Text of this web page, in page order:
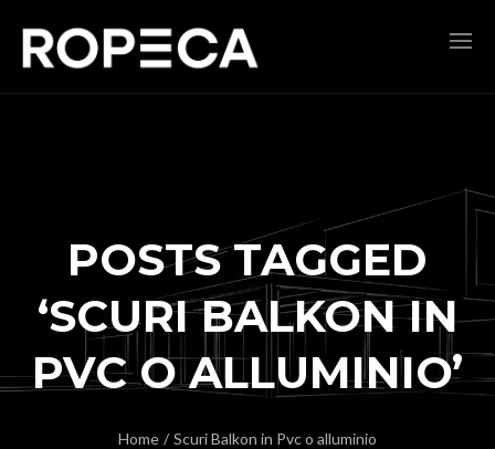
POSTS TAGGED
‘SCURI BALKON IN
PVC O ALLUMINIO’
Home / Scuri Balkon in Pvc o alluminio